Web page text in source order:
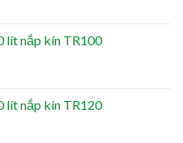
lít nắp kín TR100
lít nắp kín TR120